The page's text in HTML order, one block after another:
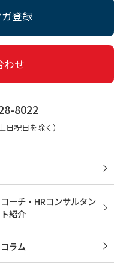
登録
わせ
8022
日祝日を除く）
コーチ・HRコンサルタン
ト紹介
コラム